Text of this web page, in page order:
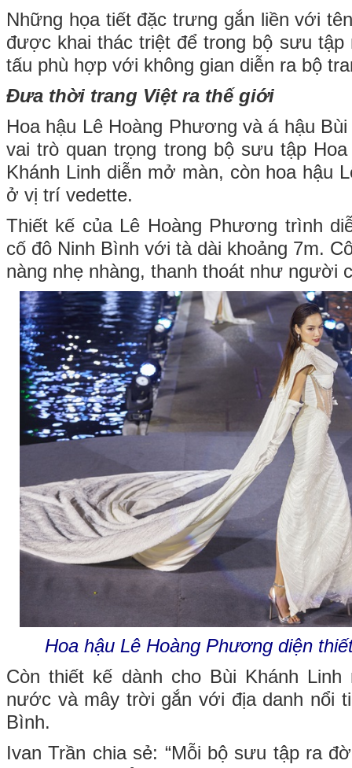
Những họa tiết đặc trưng gắn liền với
được khai thác triệt để trong bộ sưu
tấu phù hợp với không gian diễn ra bộ
Đưa thời trang Việt ra thế giới
Hoa hậu Lê Hoàng Phương và á hậu
vai trò quan trọng trong bộ sưu tập
Khánh Linh diễn mở màn, còn hoa hậu
ở vị trí vedette.
Thiết kế của Lê Hoàng Phương trình
cố đô Ninh Bình với tà dài khoảng 7m.
nàng nhẹ nhàng, thanh thoát như người
Hoa hậu Lê Hoàng Phương diện
Còn thiết kế dành cho Bùi Khánh
nước và mây trời gắn với địa danh nổi
Bình.
Ivan Trần chia sẻ: “Mỗi bộ sưu tập ra